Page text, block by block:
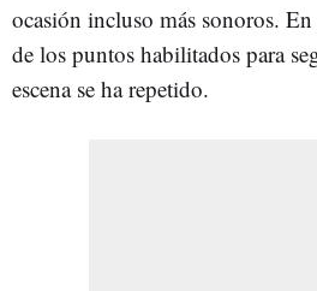
ocasión incluso más sonoros. En
de los puntos habilitados para
escena se ha repetido.